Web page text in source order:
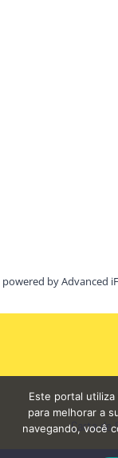
powered by Advanced
Carta de
Este portal
para melhorar a
navegando, você